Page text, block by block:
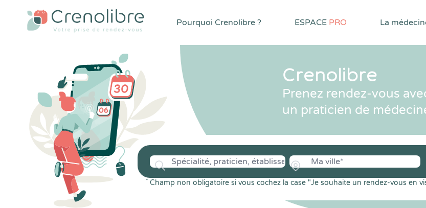
Pourquoi Crenolibre ? ESPACE PRO La
Crenolibre
Prenez rendez-vous
un praticien de
* Champ non obligatoire si vous cochez la case "Je souhaite un rendez-vous en